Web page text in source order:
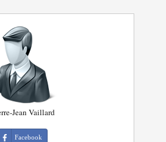
Jean Vaillard
Facebook